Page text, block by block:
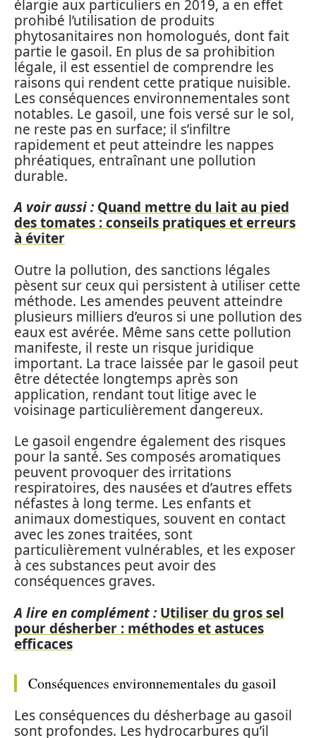
élargie aux particuliers en 2019, a en effet
prohibé l’utilisation de produits
phytosanitaires non homologués, dont fait
partie le gasoil. En plus de sa prohibition
légale, il est essentiel de comprendre les
raisons qui rendent cette pratique nuisible.
Les conséquences environnementales sont
notables. Le gasoil, une fois versé sur le sol,
ne reste pas en surface; il s’infiltre
rapidement et peut atteindre les nappes
phréatiques, entraînant une pollution
durable.
A voir aussi : Quand mettre du lait au pied
des tomates : conseils pratiques et erreurs
à éviter
Outre la pollution, des sanctions légales
pèsent sur ceux qui persistent à utiliser cette
méthode. Les amendes peuvent atteindre
plusieurs milliers d’euros si une pollution des
eaux est avérée. Même sans cette pollution
manifeste, il reste un risque juridique
important. La trace laissée par le gasoil peut
être détectée longtemps après son
application, rendant tout litige avec le
voisinage particulièrement dangereux.
Le gasoil engendre également des risques
pour la santé. Ses composés aromatiques
peuvent provoquer des irritations
respiratoires, des nausées et d’autres effets
néfastes à long terme. Les enfants et
animaux domestiques, souvent en contact
avec les zones traitées, sont
particulièrement vulnérables, et les exposer
à ces substances peut avoir des
conséquences graves.
A lire en complément : Utiliser du gros sel
pour désherber : méthodes et astuces
efficaces
Conséquences environnementales du gasoil
Les conséquences du désherbage au gasoil
sont profondes. Les hydrocarbures qu’il